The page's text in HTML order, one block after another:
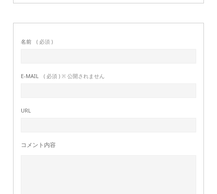
名前 ( 必須 )
E-MAIL ( 必須 ) ※ 公開されません
URL
コメント内容